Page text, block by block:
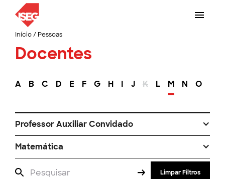
Início/ Pessoas
Docentes
A B C D E F G H I J K L M N O
Professor Auxiliar Convidado
Matemática
Limpar Filtros